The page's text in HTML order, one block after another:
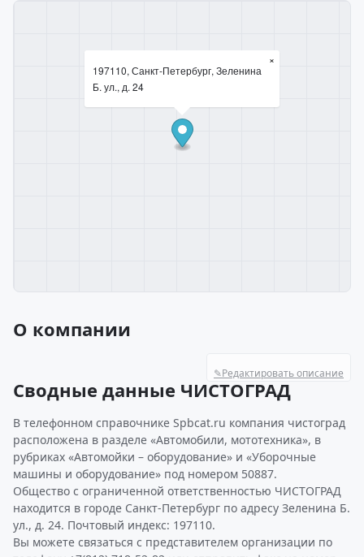
197110, Санкт-Петербург, Зеленина
Б. ул., д. 24
×
О компании
✎Редактировать описание
Сводные данные ЧИСТОГРАД
В телефонном справочнике Spbcat.ru компания чистоград
расположена в разделе «Автомобили, мототехника», в
рубриках «Автомойки – оборудование» и «Уборочные
машины и оборудование» под номером 50887.
Общество с ограниченной ответственностью ЧИСТОГРАД
находится в городе Санкт-Петербург по адресу Зеленина Б.
ул., д. 24. Почтовый индекс: 197110.
Вы можете связаться с представителем организации по